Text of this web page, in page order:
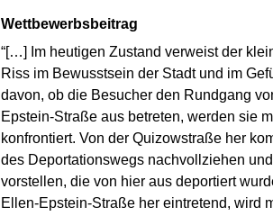
Wettbewerbsbeitrag
“[…] Im heutigen Zustand verweist der
Riss im Bewusstsein der Stadt und im
davon, ob die Besucher den Rundgang
Epstein-Straße aus betreten, werden sie
konfrontiert. Von der Quizowstraße her
des Deportationswegs nachvollziehen
vorstellen, die von hier aus deportiert
Ellen-Epstein-Straße her eintretend, wird